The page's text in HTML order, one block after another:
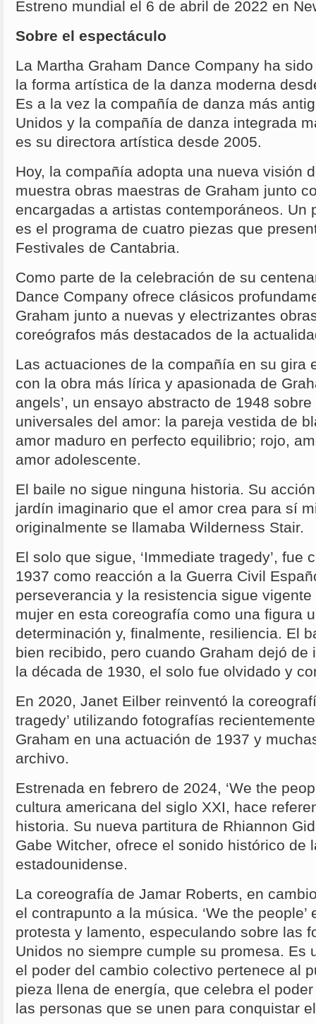
Estreno mundial el 6 de abril de 2022 en
Sobre el espectáculo
La Martha Graham Dance Company ha
la forma artística de la danza moderna
Es a la vez la compañía de danza más
Unidos y la compañía de danza integrada
es su directora artística desde 2005.
Hoy, la compañía adopta una nueva visión
muestra obras maestras de Graham junto
encargadas a artistas contemporáneos. Un
es el programa de cuatro piezas que
Festivales de Cantabria.
Como parte de la celebración de su
Dance Company ofrece clásicos
Graham junto a nuevas y electrizantes
coreógrafos más destacados de la
Las actuaciones de la compañía en su gira
con la obra más lírica y apasionada de
angels’, un ensayo abstracto de 1948
universales del amor: la pareja vestida de
amor maduro en perfecto equilibrio; rojo,
amor adolescente.
El baile no sigue ninguna historia. Su
jardín imaginario que el amor crea para sí
originalmente se llamaba Wilderness Stair.
El solo que sigue, ‘Immediate tragedy’, fue
1937 como reacción a la Guerra Civil
perseverancia y la resistencia sigue
mujer en esta coreografía como una figura
determinación y, finalmente, resiliencia. El
bien recibido, pero cuando Graham dejó de
la década de 1930, el solo fue olvidado y
En 2020, Janet Eilber reinventó la
tragedy’ utilizando fotografías
Graham en una actuación de 1937 y
archivo.
Estrenada en febrero de 2024, ‘We the
cultura americana del siglo XXI, hace
historia. Su nueva partitura de Rhiannon
Gabe Witcher, ofrece el sonido histórico de
estadounidense.
La coreografía de Jamar Roberts, en
el contrapunto a la música. ‘We the
protesta y lamento, especulando sobre las
Unidos no siempre cumple su promesa. Es
el poder del cambio colectivo pertenece al
pieza llena de energía, que celebra el
las personas que se unen para conquistar